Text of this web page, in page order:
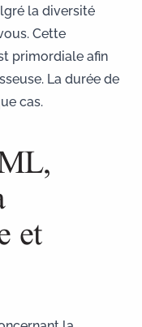
la diversité
Cette
primordiale afin
La durée de
cas.
et